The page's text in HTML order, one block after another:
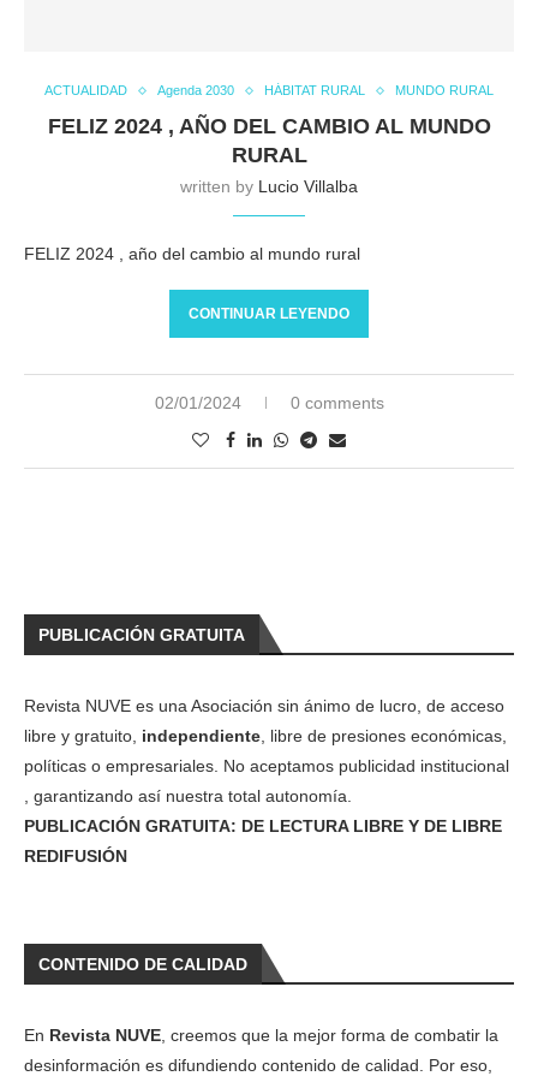
ACTUALIDAD Agenda 2030 HÁBITAT RURAL MUNDO RURAL
FELIZ 2024 , AÑO DEL CAMBIO AL MUNDO
RURAL
written by Lucio Villalba
FELIZ 2024 , año del cambio al mundo rural
CONTINUAR LEYENDO
02/01/2024 0 comments
PUBLICACIÓN GRATUITA
Revista NUVE es una Asociación sin ánimo de lucro, de acceso
libre y gratuito, independiente , libre de presiones económicas,
políticas o empresariales. No aceptamos publicidad institucional
, garantizando así nuestra total autonomía.
PUBLICACIÓN GRATUITA: DE LECTURA LIBRE Y DE LIBRE
REDIFUSIÓN
CONTENIDO DE CALIDAD
En Revista NUVE , creemos que la mejor forma de combatir la
desinformación es difundiendo contenido de calidad. Por eso,